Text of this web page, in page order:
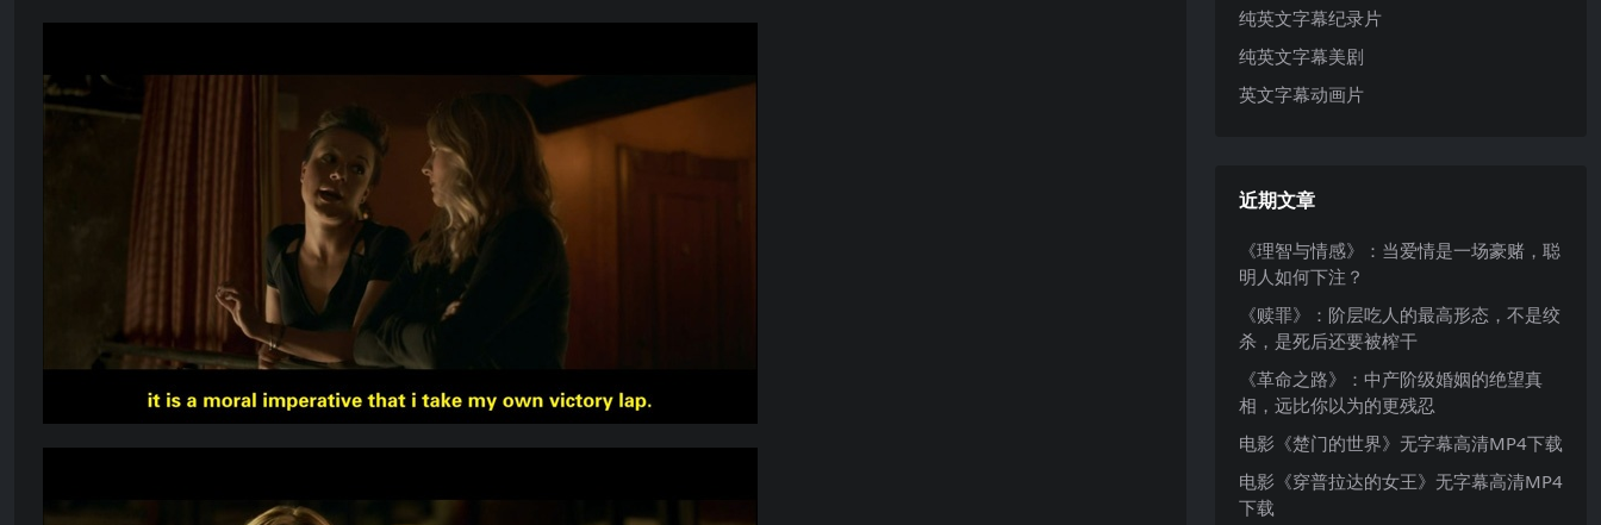
纯英文字幕纪录片
纯英文字幕美剧
英文字幕动画片
近期文章
《理智与情感》：当爱情是一场豪赌，聪
明人如何下注？
《赎罪》：阶层吃人的最高形态，不是绞
杀，是死后还要被榨干
《革命之路》：中产阶级婚姻的绝望真
相，远比你以为的更残忍
电影《楚门的世界》无字幕高清MP4下载
电影《穿普拉达的女王》无字幕高清MP4
下载